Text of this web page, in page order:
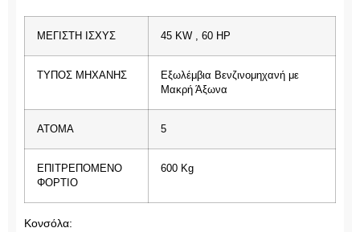
ΜΕΓΙΣΤΗ ΙΣΧΥΣ 45 KW , 60 HP
ΤΥΠΟΣ ΜΗΧΑΝΗΣ
Εξωλέμβια Βενζινομηχανή με
Μακρή Άξωνα
ΑΤΟΜΑ 5
ΕΠΙΤΡΕΠΟΜΕΝΟ
ΦΟΡΤΙΟ
600 Kg
Κονσόλα: